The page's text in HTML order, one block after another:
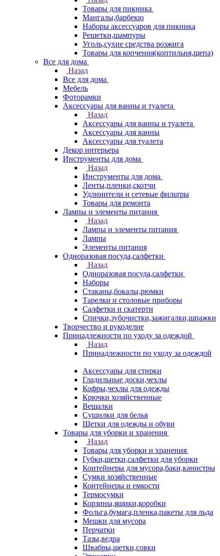
Товары для пикника
Мангалы,барбекю
Наборы аксессуаров для пикника
Решетки,шампуры
Уголь,сухие средства розжига
Товары для копчения(коптильня,щепа)
Все для дома
Назад
Все для дома
Мебель
Фоторамки
Аксессуары для ванны и туалета
Назад
Аксессуары для ванны и туалета
Аксессуары для ванны
Аксессуары для туалета
Декор интерьера
Инструменты для дома
Назад
Инструменты для дома
Ленты,пленки,скотчи
Удлинители и сетевые фильтры
Товары для ремонта
Лампы и элементы питания
Назад
Лампы и элементы питания
Лампы
Элементы питания
Одноразовая посуда,салфетки
Назад
Одноразовая посуда,салфетки
Наборы
Стаканы,бокалы,рюмки
Тарелки и столовые приборы
Салфетки и скатерти
Спички,зубочистки,зажигалки,шпажки
Творчество и рукоделие
Принадлежности по уходу за одеждой
Назад
Принадлежности по уходу за одеждой
Аксессуары для стирки
Гладильные доски,чехлы
Кофры,чехлы для одежды
Крючки хозяйственные
Вешалки
Сушилки для белья
Щетки для одежды и обуви
Товары для уборки и хранения
Назад
Товары для уборки и хранения
Губки,щетки,салфетки для уборки
Контейнеры для мусора,баки,канистры
Сумки хозяйственные
Контейнеры и емкости
Термосумки
Корзины,ящики,коробки
Фольга,бумага,пленка,пакеты для льда
Мешки для мусора
Перчатки
Тазы,ведра
Швабры,щетки,совки